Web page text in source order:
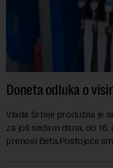
Doneta odluka o
Vlada Srbije produžila je
za još sedam dana, do
prenosi Beta.Postojeće